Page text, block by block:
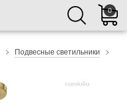
0
Подвесные светильники